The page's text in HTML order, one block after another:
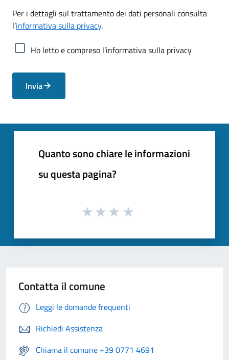
Per i dettagli sul trattamento dei dati personali consulta
l’informativa sulla privacy.
Ho letto e compreso l’informativa sulla privacy
Invia
Quanto sono chiare le informazioni
su questa pagina?
Contatta il comune
Leggi le domande frequenti
Richiedi Assistenza
Chiama il comune +39 0771 4691